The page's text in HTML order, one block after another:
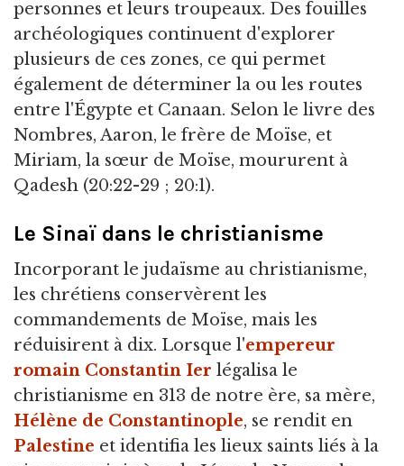
personnes et leurs troupeaux. Des fouilles
archéologiques continuent d'explorer
plusieurs de ces zones, ce qui permet
également de déterminer la ou les routes
entre l'Égypte et Canaan. Selon le livre des
Nombres, Aaron, le frère de Moïse, et
Miriam, la sœur de Moïse, moururent à
Qadesh (20:22-29 ; 20:1).
Le Sinaï dans le christianisme
Incorporant le judaïsme au christianisme,
les chrétiens conservèrent les
commandements de Moïse, mais les
réduisirent à dix. Lorsque l'empereur
romain Constantin Ier légalisa le
christianisme en 313 de notre ère, sa mère,
Hélène de Constantinople, se rendit en
Palestine et identifia les lieux saints liés à la